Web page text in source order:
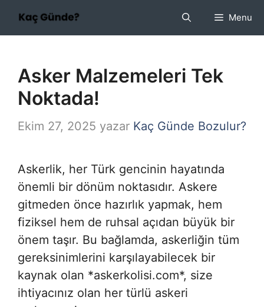
Menu
Asker Malzemeleri Tek
Noktada!
Ekim 27, 2025 yazar Kaç Günde Bozulur?
Askerlik, her Türk gencinin hayatında
önemli bir dönüm noktasıdır. Askere
gitmeden önce hazırlık yapmak, hem
fiziksel hem de ruhsal açıdan büyük bir
önem taşır. Bu bağlamda, askerliğin tüm
gereksinimlerini karşılayabilecek bir
kaynak olan *askerkolisi.com*, size
ihtiyacınız olan her türlü askeri